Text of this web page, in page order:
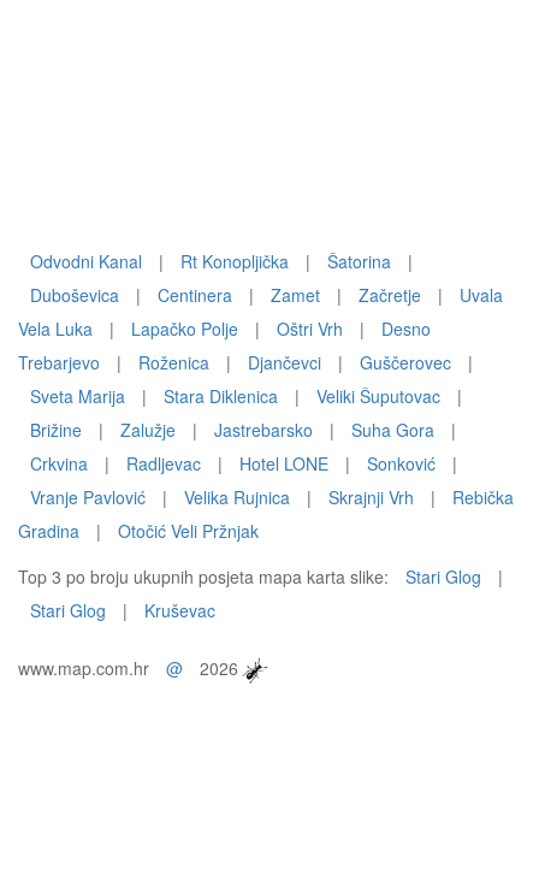
Odvodni Kanal | Rt Konopljička | Šatorina
|
Duboševica
| Centinera | Zamet | Začretje |
Uvala
Vela Luka
| Lapačko Polje | Oštri Vrh |
Desno
Trebarjevo
| Roženica | Djančevci | Guščerovec
|
Sveta Marija
| Stara Diklenica | Veliki Šuputovac
|
Brižine
| Zalužje | Jastrebarsko | Suha Gora
|
Crkvina
| Radljevac | Hotel LONE | Sonković
|
Vranje Pavlović
| Velika Rujnica | Skrajnji Vrh |
Rebička
Gradina
|
Otočić Veli Pržnjak
Top 3 po broju ukupnih posjeta mapa karta slike:
Stari Glog
|
Stari Glog
| Kruševac
www.map.com.hr @ 2026